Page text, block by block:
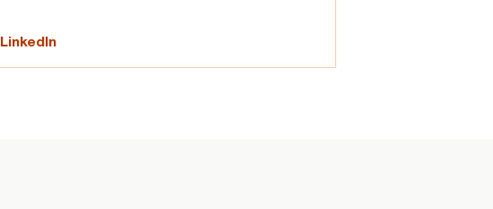
LinkedIn